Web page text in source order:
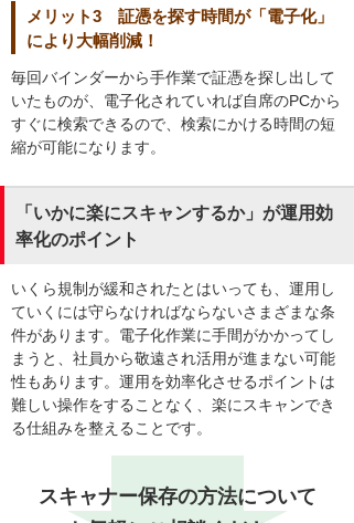
メリット3 証憑を探す時間が「電子化」
により大幅削減！
毎回バインダーから手作業で証憑を探し出して
いたものが、電子化されていれば自席のPCから
すぐに検索できるので、検索にかける時間の短
縮が可能になります。
「いかに楽にスキャンするか」が運用効
率化のポイント
いくら規制が緩和されたとはいっても、運用し
ていくには守らなければならないさまざまな条
件があります。電子化作業に手間がかかってし
まうと、社員から敬遠され活用が進まない可能
性もあります。運用を効率化させるポイントは
難しい操作をすることなく、楽にスキャンでき
る仕組みを整えることです。
スキャナー保存の方法について